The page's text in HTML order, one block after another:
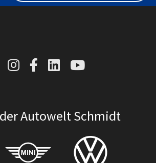
Autowelt Schmidt auf
Autowelt Schmidt
AutoweltAutowelt
Autowelt Schmidt